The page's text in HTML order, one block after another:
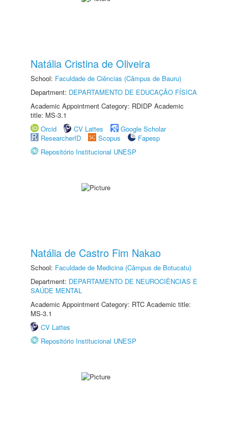
Natália Cristina de Oliveira
School: Faculdade de Ciências (Câmpus de Bauru)
Department: DEPARTAMENTO DE EDUCAÇÃO FÍSICA
Academic Appointment Category: RDIDP Academic
title: MS-3.1
Orcid
CV Lattes
Google Scholar
ResearcherID
Scopus
Fapesp
Repositório Institucional UNESP
Natália de Castro Fim Nakao
School: Faculdade de Medicina (Câmpus de Botucatu)
Department: DEPARTAMENTO DE NEUROCIÊNCIAS E
SAÚDE MENTAL
Academic Appointment Category: RTC Academic title:
MS-3.1
CV Lattes
Repositório Institucional UNESP